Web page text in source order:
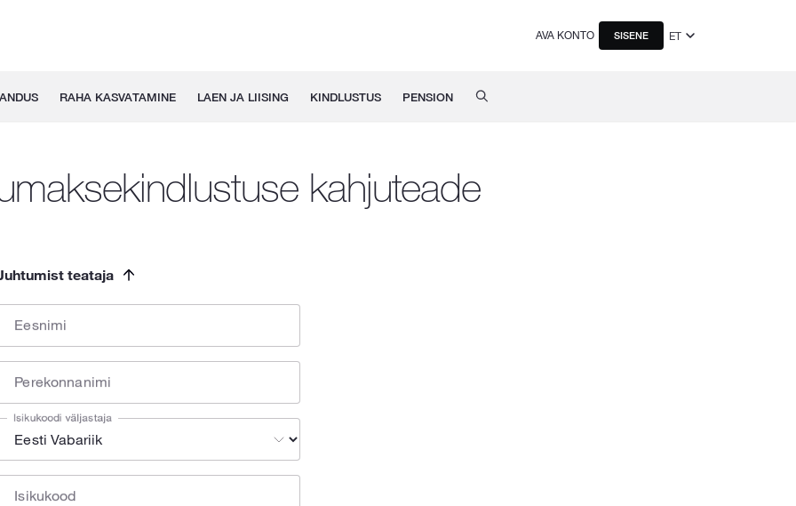
AVA KONTO SISENE ET
RAHA KASVATAMINE LAEN JA LIISING KINDLUSTUS PENSION
kahjuteade
teataja
Eesnimi
Perekonnanimi
Isikukoodi väljastaja
Isikukood